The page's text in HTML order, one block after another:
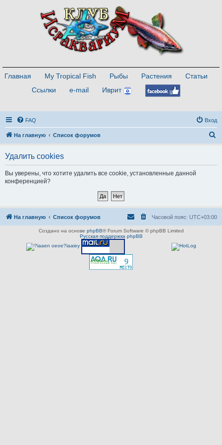
Главная My Tropical Fish Рыбы Растения
Статьи
Ссылки
e-mail Иврит
FAQ Вход
На главную Список форумов
Удалить cookies
Вы уверены, что хотите удалить все cookie, установленные данной
конференцией?
На главную Список форумов Часовой пояс: UTC+03:00
Создано на основе phpBB® Forum Software © phpBB Limited
Русская поддержка phpBB